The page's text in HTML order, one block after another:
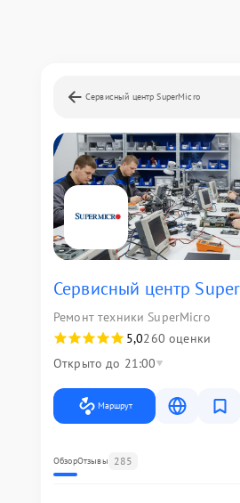
Сервисный центр SuperMicro
Сервисный центр
Ремонт техники SuperMicro
5,0260 оценки
Открыто до 21:00
Маршрут
ОбзорОтзывы 285